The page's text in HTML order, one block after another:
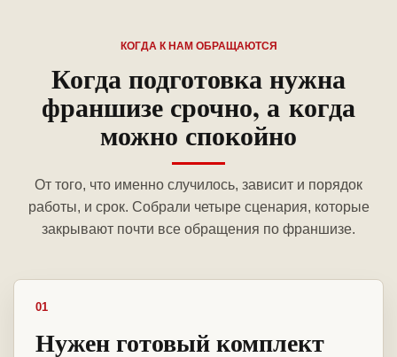
КОГДА К НАМ ОБРАЩАЮТСЯ
Когда подготовка нужна
франшизе срочно, а когда
можно спокойно
От того, что именно случилось, зависит и порядок
работы, и срок. Собрали четыре сценария, которые
закрывают почти все обращения по франшизе.
01
Нужен готовый комплект